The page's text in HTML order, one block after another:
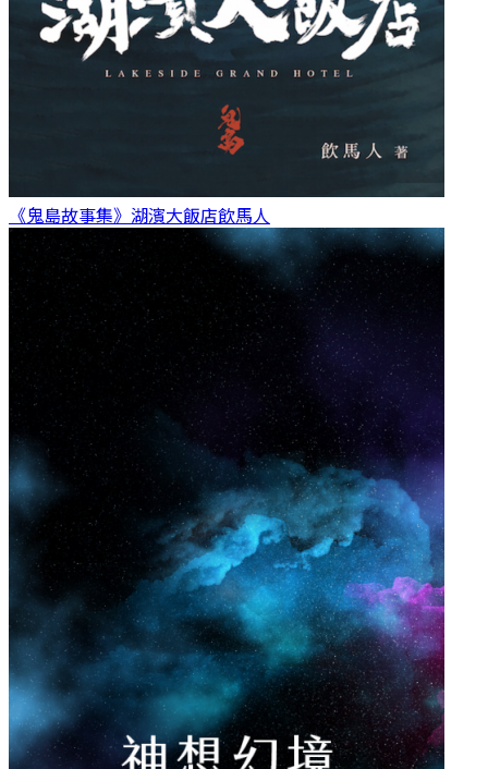
《鬼島故事集》湖濱大飯店飲馬人